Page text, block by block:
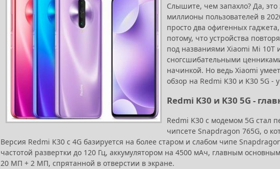
Слышите, чем запахло? Да, это
миллионы пользователей в
просто два офигенных
потому, что устройства
под названиями Xiaomi Mi 10T
сногсшибательными
начинкой. Но ведь Xiaomi
обзор на Redmi K30 и K30 5G -
Redmi K30 и K30 5G -
Redmi K30 с модемом 5G
чипсете Snapdragon 765G, о
Версия Redmi K30 с 4G базируется на более старом и слабом чипе
частотой развертки до 120 Гц, аккумулятором на 4500 мАч, главным
20 МП + 2 МП, спрятанной в отверстии в экране.